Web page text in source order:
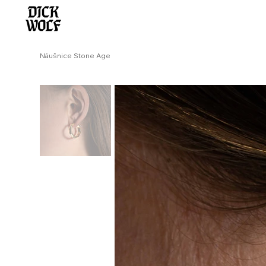
Náušnice Stone Age